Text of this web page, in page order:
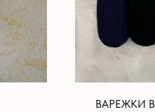
ВАРЕЖКИ